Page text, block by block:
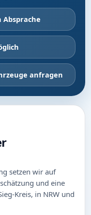
anfragen
setzen wir auf
und eine
Kreis, in NRW und